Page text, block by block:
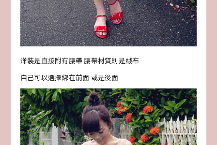
洋裝是直接附有腰帶 腰帶材質則是絨布
自己可以選擇綁在前面 或是後面